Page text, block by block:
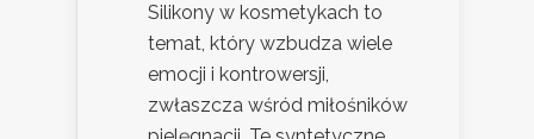
Silikony w kosmetykach to
temat, który wzbudza wiele
emocji i kontrowersji,
zwłaszcza wśród miłośników